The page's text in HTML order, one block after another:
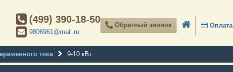
(499) 390-18-50
9806961@mail.ru
Обратный звонок Оплата
тока 9-10 кВт